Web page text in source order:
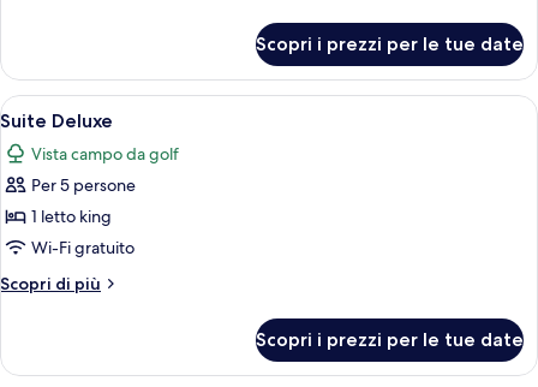
Junior
Scopri i prezzi per le tue date
Apri
tutte
le
foto
per
Suite
Deluxe
Una camera d'albergo con un
3
Suite Deluxe
Vista campo da golf
Per 5 persone
1 letto king
Wi-Fi gratuito
Scopri di più
Altri
Deluxe
Scopri i prezzi per le tue date